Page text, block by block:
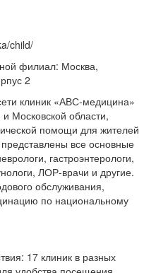
child/
филиал: Москва,
2
клиник «АВС-медицина»
Московской области,
помощи для жителей
все основные
гастроэнтерологи,
ЛОР-врачи и другие.
обслуживания,
по национальному
17 клиник в разных